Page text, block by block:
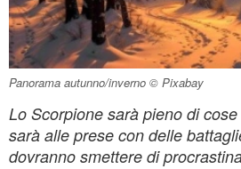
Panorama autunno/inverno © Pixabay
Lo Scorpione sarà pieno di
sarà alle prese con delle
dovranno smettere di